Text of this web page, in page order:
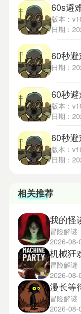
60s避
版本：
日期：
60秒
日期：
60秒
版本：
日期：
60秒
版本：
日期：
相关推荐
冒险解谜
2026-08-
冒险解谜
2026-08-
冒险解谜
2026-08-